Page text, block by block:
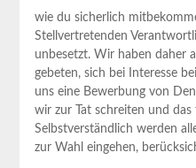
wie du sicherlich
Stellvertretenden
unbesetzt. Wir haben daher
gebeten, sich bei Interesse
uns eine Bewerbung von
wir zur Tat schreiten und das
Selbstverständlich werden
zur Wahl eingehen,